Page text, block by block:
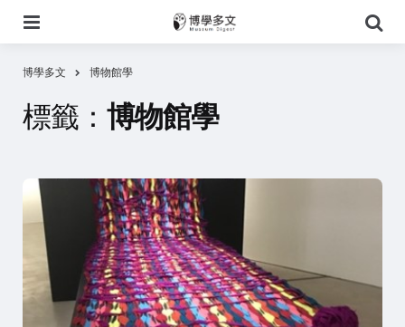
尋
博學多文 博物館學
標籤： 博物館學